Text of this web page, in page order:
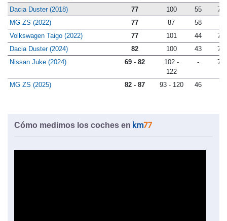
Dacia Duster (2018)
77 100 55
78
MG ZS (2022)
77 87 58
Volkswagen Taigo (2022)
77 101 44
76
Dacia Duster (2024)
82 100 43
78
Nissan Juke (2024)
69 - 82
102 -
122
- 77
MG ZS (2025) 82 - 87 93 - 120 46
Cómo medimos los coches en